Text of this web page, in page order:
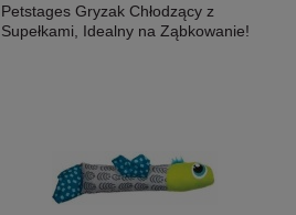
Petstages Gryzak Chłodzący z
Supełkami, Idealny na Ząbkowanie!